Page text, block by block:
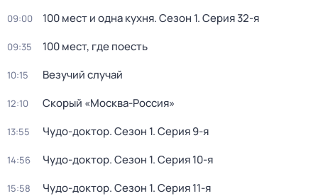
09:00 100 мест и одна кухня. Сезон 1. Серия 32-я
09:35 100 мест, где поесть
10:15 Везучий случай
12:10 Скорый «Москва-Россия»
13:55 Чудо-доктор. Сезон 1. Серия 9-я
14:56 Чудо-доктор. Сезон 1. Серия 10-я
15:58 Чудо-доктор. Сезон 1. Серия 11-я